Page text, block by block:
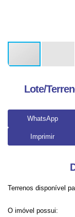
Lote/
WhatsApp
Imprimir
Terrenos disponível
O imóvel possui: